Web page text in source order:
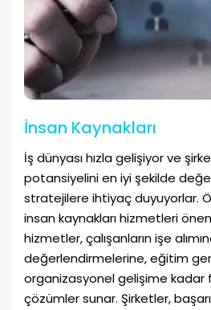
İnsan Kaynakları
İş dünyası hızla gelişiyor ve
potansiyelini en iyi şekilde
stratejilere ihtiyaç duyuyorlar.
insan kaynakları hizmetleri
hizmetler, çalışanların işe
değerlendirmelerine, eğitim
organizasyonel gelişime kadar
çözümler sunar. Şirketler,